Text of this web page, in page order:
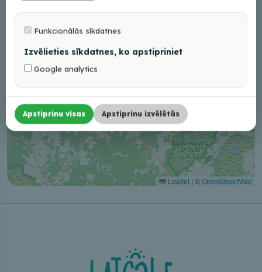
Leaflet | ©OpenStreetMap
Funkcionālās sīkdatnes
Izvēlieties sīkdatnes, ko apstipriniet
Google analytics
Apstiprinu visas Apstiprinu izvēlētās